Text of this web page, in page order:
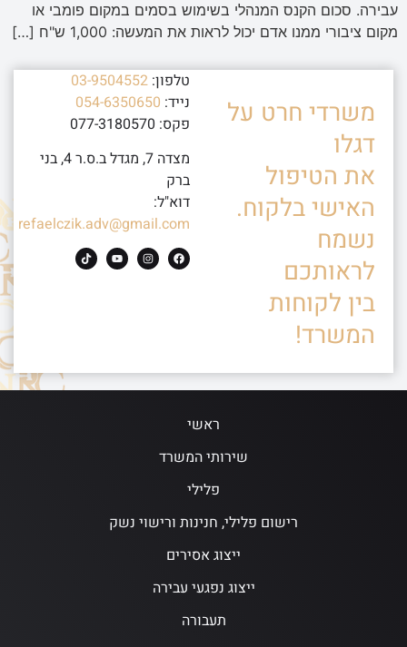
עבירה. סכום הקנס המנהלי בשימוש בסמים במקום פומבי או
מקום ציבורי ממנו אדם יכול לראות את המעשה: 1,000 ש"ח […]
משרדי חרט על
דגלו
את הטיפול
האישי בלקוח.
נשמח
לראותכם
בין לקוחות
המשרד!
טלפון: 03-9504552
נייד: 054-6350650
פקס: 077-3180570
מצדה 7, מגדל ב.ס.ר 4, בני
ברק
דוא"ל:
refaelczik.adv@gmail.com
ראשי
שירותי המשרד
פלילי
רישום פלילי, חנינות ורישוי נשק
ייצוג אסירים
ייצוג נפגעי עבירה
תעבורה